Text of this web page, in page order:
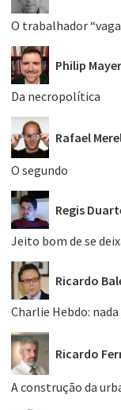
O trabalhador
Philip Mayer
Da necropolítica
Rafael
O segundo
Regis
Jeito bom de se
Ricardo
Charlie Hebdo:
Ricardo
A construção da